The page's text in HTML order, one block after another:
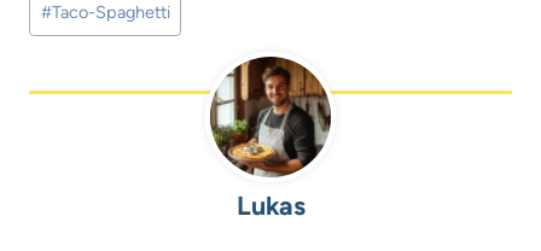
#Taco-Spaghetti
Lukas